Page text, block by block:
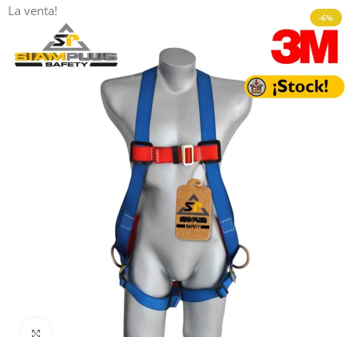
-6%
La venta!
Haga Click para agrandar